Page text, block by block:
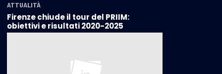
ATTUALITÀ
Firenze chiude il tour del PRIIM:
obiettivi e risultati 2020-2025